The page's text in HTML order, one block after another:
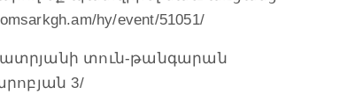
hy/event/51051/
տուն-թանգարան
3/